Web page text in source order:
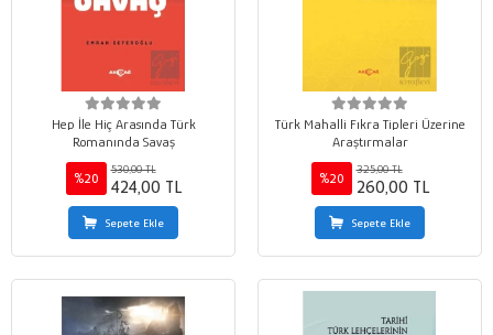
Hep İle Hiç Arasında Türk
Romanında Savaş
%20
530,00 TL
424,00 TL
Sepete Ekle
Türk Mahalli Fıkra Tipleri Üzerine
Araştırmalar
%20
325,00 TL
260,00 TL
Sepete Ekle